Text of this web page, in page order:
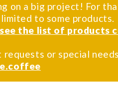
on a big project! For
to some products.
the list of products
requests or special